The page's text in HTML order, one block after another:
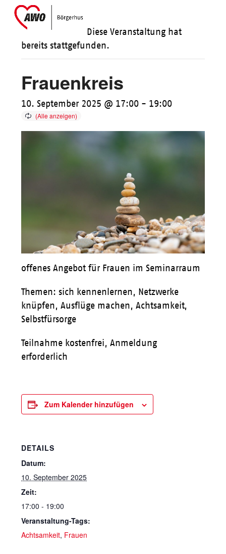
SkipOpen
mobile
Close
mobile
Diese Veranstaltung hat
bereits stattgefunden.
Frauenkreis
10. September 2025 @ 17:00 - 19:00
offenes Angebot für Frauen im Seminarraum
Themen: sich kennenlernen, Netzwerke
knüpfen, Ausflüge machen, Achtsamkeit,
Selbstfürsorge
Teilnahme kostenfrei, Anmeldung
erforderlich
Zum Kalender hinzufügen
DETAILS
Datum:
10. September 2025
Zeit:
17:00 - 19:00
Veranstaltung-Tags:
Achtsamkeit, Frauen